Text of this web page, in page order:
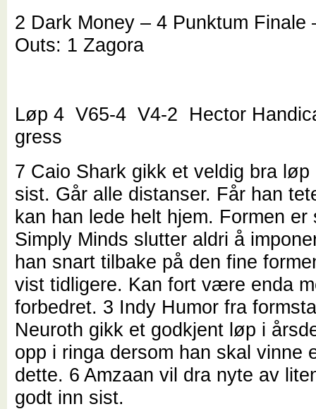
2 Dark Money – 4 Punktum
Outs: 1 Zagora
Løp 4 V65-4 V4-2 Hector
gress
7 Caio Shark gikk et veldig bra løp
sist. Går alle distanser. Får han
kan han lede helt hjem. Formen er
Simply Minds slutter aldri å
han snart tilbake på den fine
vist tidligere. Kan fort være enda
forbedret. 3 Indy Humor fra
Neuroth gikk et godkjent løp i
opp i ringa dersom han skal vinne
dette. 6 Amzaan vil dra nyte av
godt inn sist.